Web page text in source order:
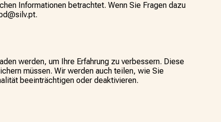
Informationen betrachtet. Wenn Sie Fragen dazu
werden, um Ihre Erfahrung zu verbessern. Diese
müssen. Wir werden auch teilen, wie Sie
beeinträchtigen oder deaktivieren.